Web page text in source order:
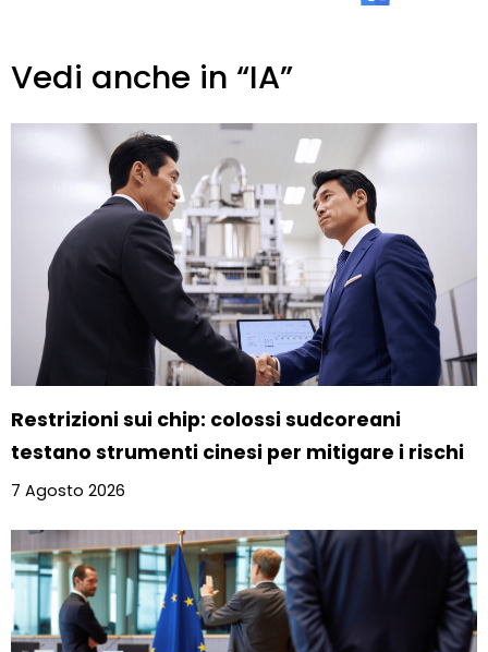
Vedi anche in “IA”
Restrizioni sui chip: colossi sudcoreani
testano strumenti cinesi per mitigare i rischi
7 Agosto 2026